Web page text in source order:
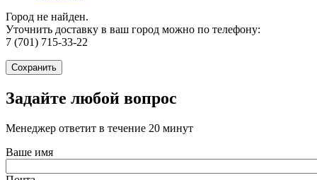
Город не найден.
Уточнить доставку в ваш город можно по телефону:
7 (701) 715-33-22
Задайте любой вопрос
Менеджер ответит в течение 20 минут
Ваше имя